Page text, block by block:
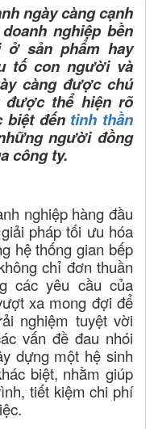
ngày càng cạnh
nghiệp bền
sản phẩm hay
tố con người và
càng được chú
được thể hiện rõ
biệt đến tinh thần
người đồng
công ty.
nghiệp hàng đầu
pháp tối ưu hóa
hệ thống gian bếp
chỉ đơn thuần
các yêu cầu của
xa mong đợi để
nghiệm tuyệt vời
vấn đề đau nhói
dựng một hệ sinh
biệt, nhằm giúp
tiết kiệm chi phí